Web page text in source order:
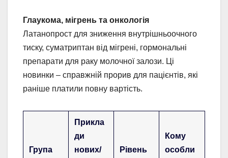
Глаукома, мігрень та онкологія
Латанопрост для зниження внутрішньоочного
тиску, суматриптан від мігрені, гормональні
препарати для раку молочної залози. Ці
новинки – справжній прорив для пацієнтів, які
раніше платили повну вартість.
Група
Прикла
ди
нових/
Рівень
Кому
особли